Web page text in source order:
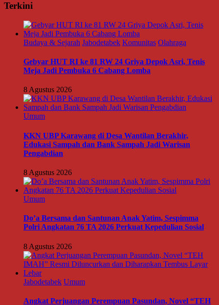
Terkini
Budaya & Sejarah Jabodetabek Komunitas Olahraga
Gebyar HUT RI ke 81 RW 24 Griya Depok Asri, Tenis
Meja Jadi Pembuka 6 Cabang Lomba
8 Agustus 2026
Umum
KKN UBP Karawang di Desa Wantilan Berakhir,
Edukasi Sampah dan Bank Sampah Jadi Warisan
Pengabdian
8 Agustus 2026
Umum
Do’a Bersama dan Santunan Anak Yatim, Sespimma
Polri Angkatan 76 TA 2026 Perkuat Kepedulian Sosial
8 Agustus 2026
Jabodetabek Umum
Angkat Perjuangan Perempuan Pasundan, Novel “TEH